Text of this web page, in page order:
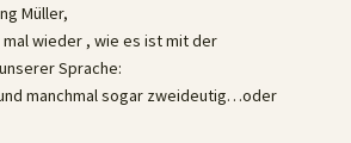
Müller,
wieder , wie es ist mit der
Sprache:
manchmal sogar zweideutig…oder